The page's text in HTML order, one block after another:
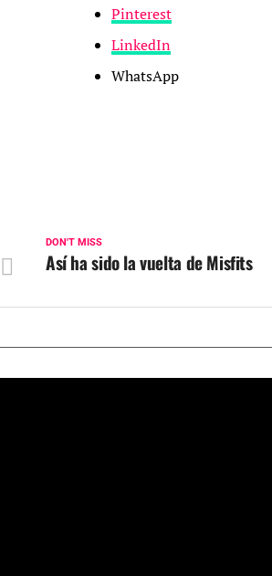
Pinterest
LinkedIn
WhatsApp
DON'T MISS
Así ha sido la vuelta de Misfits